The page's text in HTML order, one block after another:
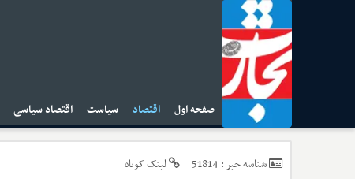
صفحه اول اقتصاد سیاست اقتصاد سیاسی
شناسه خبر :51814
لینک کوتاه